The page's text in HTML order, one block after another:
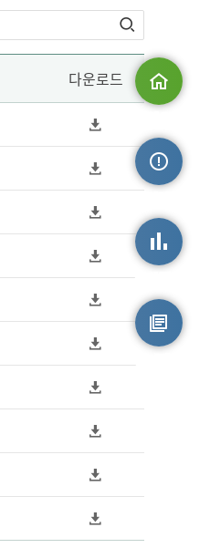
맵
다운로드